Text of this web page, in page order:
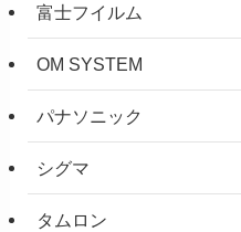
富士フイルム
OM SYSTEM
パナソニック
シグマ
タムロン